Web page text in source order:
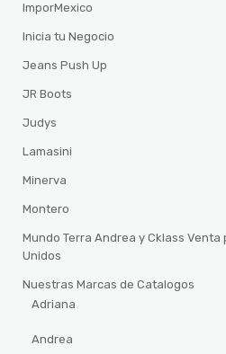
ImporMexico
Inicia tu Negocio
Jeans Push Up
JR Boots
Judys
Lamasini
Minerva
Montero
Mundo Terra Andrea y Cklass
Unidos
Nuestras Marcas de Catalogos
Adriana
Andrea